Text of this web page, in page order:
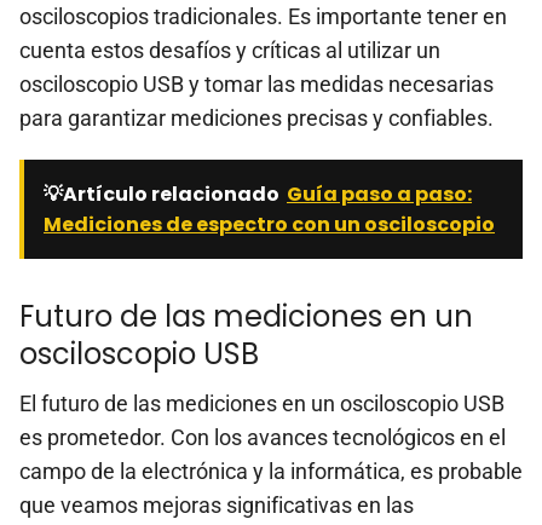
osciloscopios tradicionales. Es importante tener en
cuenta estos desafíos y críticas al utilizar un
osciloscopio USB y tomar las medidas necesarias
para garantizar mediciones precisas y confiables.
💡Artículo relacionado Guía paso a paso:
Mediciones de espectro con un osciloscopio
Futuro de las mediciones en un
osciloscopio USB
El futuro de las mediciones en un osciloscopio USB
es prometedor. Con los avances tecnológicos en el
campo de la electrónica y la informática, es probable
que veamos mejoras significativas en las